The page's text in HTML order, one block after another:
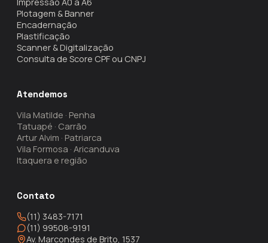
Plotagem & Banner
Encadernação
Plastificação
Scanner & Digitalização
Consulta de Score CPF ou CNPJ
Atendemos
Vila Matilde · Penha
Tatuapé · Carrão
Artur Alvim · Patriarca
Vila Formosa · Aricanduva
Itaquera e região
Contato
(11) 3483-7171
(11) 99508-9191
Av. Marcondes de Brito, 1537